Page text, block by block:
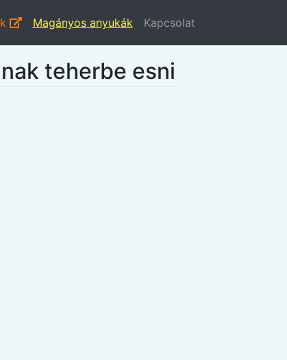
Magányos anyukák Kapcsolat
teherbe esni